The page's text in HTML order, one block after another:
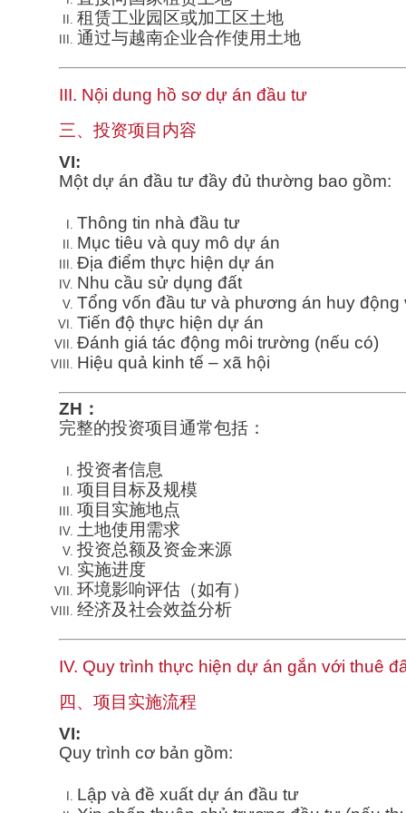
租赁工业园区或加工区土地
通过与越南企业合作使用土地
III. Nội dung hồ sơ dự án đầu tư
三、投资项目内容
VI:
Một dự án đầu tư đầy đủ thường bao gồm:
Thông tin nhà đầu tư
Mục tiêu và quy mô dự án
Địa điểm thực hiện dự án
Nhu cầu sử dụng đất
Tổng vốn đầu tư và phương án huy động
Tiến độ thực hiện dự án
Đánh giá tác động môi trường (nếu có)
Hiệu quả kinh tế – xã hội
ZH：
完整的投资项目通常包括：
投资者信息
项目目标及规模
项目实施地点
土地使用需求
投资总额及资金来源
实施进度
环境影响评估（如有）
经济及社会效益分析
IV. Quy trình thực hiện dự án gắn với thuê
四、项目实施流程
VI:
Quy trình cơ bản gồm:
Lập và đề xuất dự án đầu tư